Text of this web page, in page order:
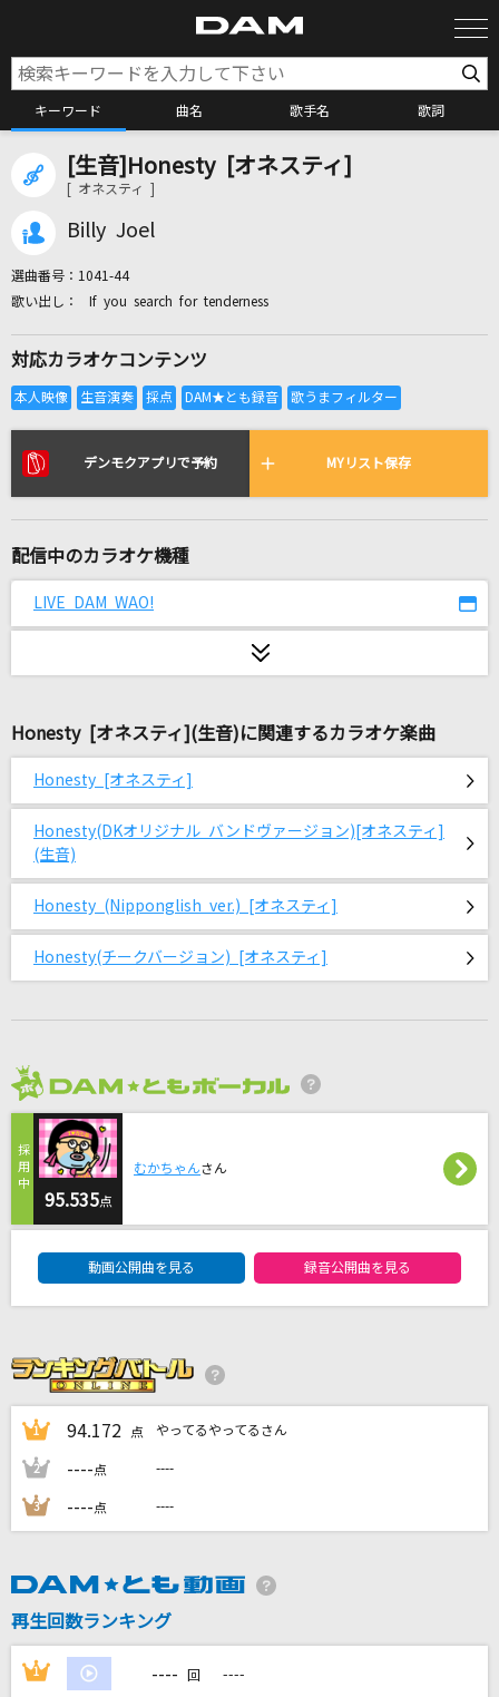
キーワード 曲名 歌手名 歌詞
カラオケ検索
全国りれき
リアルタイムで歌われている曲の一覧
REVIVER
愛くださいませ
ホール・ニュー・ワールド(新しい世界)
石井一孝・麻生かほ里
[生音]サイレント・イヴ
辛島美登里
[生音]マリーゴールド
あいみょん
さよならの前に
UNDEAD
YOASOBI
Tiger
コンパス～笑顔の行方～
カラオケ最新情報をチェック！
カラオケをもっと楽しもう！
[生音]Honesty [オネスティ]
[ オネスティ ]
Billy Joel
選曲番号： 1041-44
If you search for tenderness
対応カラオケコンテンツ
デンモクアプリで予約 MYリスト保存
配信中のカラオケ機種
LIVE DAM WAO!
Honesty [オネスティ](生音)に関連するカラオケ楽曲
Honesty [オネスティ]
Honesty(DKオリジナル バンドヴァージョン)[オネスティ]
(生音)
Honesty (Nipponglish ver.) [オネスティ]
Honesty(チークバージョン) [オネスティ]
95.535点
むかちゃんさん
動画公開曲を見る 録音公開曲を見る
1 94.172 点 やってるやってるさん
2 ----点 ----
3 ----点 ----
再生回数ランキング
1 ---- 回 ----